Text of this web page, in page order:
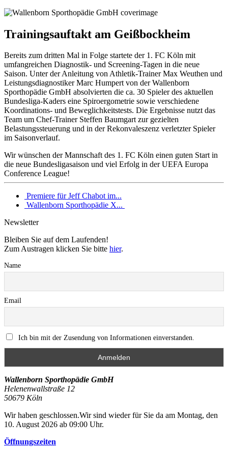
Trainingsauftakt am Geißbockheim
Bereits zum dritten Mal in Folge startete der 1. FC Köln mit
umfangreichen Diagnostik- und Screening-Tagen in die neue
Saison. Unter der Anleitung von Athletik-Trainer Max Weuthen und
Leistungsdiagnostiker Marc Humpert von der Wallenborn
Sporthopädie GmbH absolvierten die ca. 30 Spieler des aktuellen
Bundesliga-Kaders eine Spiroergometrie sowie verschiedene
Koordinations- und Beweglichkeitstests. Die Ergebnisse nutzt das
Team um Chef-Trainer Steffen Baumgart zur gezielten
Belastungssteuerung und in der Rekonvaleszenz verletzter Spieler
im Saisonverlauf.
Wir wünschen der Mannschaft des 1. FC Köln einen guten Start in
die neue Bundesligasaison und viel Erfolg in der UEFA Europa
Conference League!
Premiere für Jeff Chabot im...
Wallenborn Sporthopädie X...
Newsletter
Bleiben Sie auf dem Laufenden!
Zum Austragen klicken Sie bitte hier.
Name
Email
Ich bin mit der Zusendung von Informationen einverstanden.
Wallenborn Sporthopädie GmbH
Helenenwallstraße 12
50679 Köln
Wir haben geschlossen.Wir sind wieder für Sie da am Montag, den
10. August 2026 ab 09:00 Uhr.
Öffnungszeiten